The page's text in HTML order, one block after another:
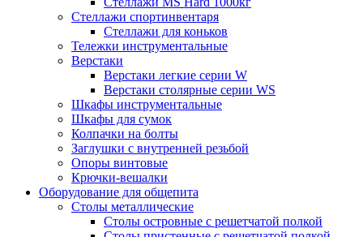
Стеллажи спортинвентаря
Стеллажи для коньков
Тележки инструментальные
Верстаки
Верстаки легкие серии W
Верстаки столярные серии WS
Шкафы инструментальные
Шкафы для сумок
Колпачки на болты
Заглушки с внутренней резьбой
Опоры винтовые
Крючки-вешалки
Оборудование для общепита
Столы металлические
Столы островные с решетчатой полкой